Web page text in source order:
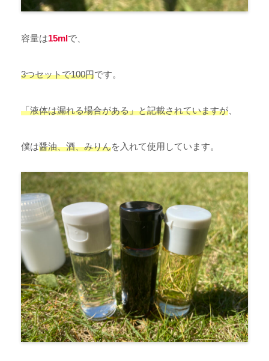
容量は15mlで、
3つセットで100円です。
「液体は漏れる場合がある」と記載されていますが
僕は醤油、酒、みりんを入れて使用しています。